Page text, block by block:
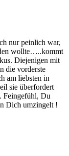
nur peinlich war,
wollte…..kommt
Diejenigen mit
die vorderste
am liebsten in
sie überfordert
Feingefühl, Du
Dich umzingelt !